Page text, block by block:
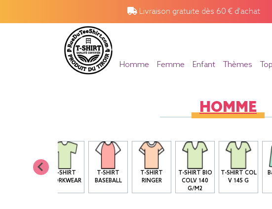
Livraison gratuite dès 60 € d'achat
Homme Femme Enfant Thèmes
HOMME
T SHIRT BIO
T-SHIRT
WORKWEAR
T-SHIRT
BASEBALL
T-SHIRT
RINGER
T-SHIRT BIO
COLV 140
G/M2
T-SHIRT COL
V 145 G